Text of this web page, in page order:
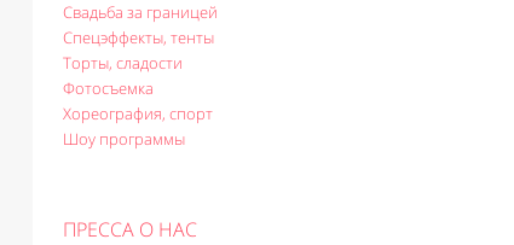
Свадьба за границей
Спецэффекты, тенты
Торты, сладости
Фотосъемка
Хореография, спорт
Шоу программы
ПРЕССА О НАС